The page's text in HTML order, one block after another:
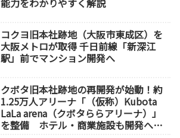
能力をわかりやすく解説
コクヨ旧本社跡地（大阪市東成区）を
大阪メトロが取得 千日前線「新深江
駅」前でマンション開発へ
クボタ旧本社跡地の再開発が始動！約
1.25万人アリーナ「（仮称）Kubota
LaLa arena（クボタららアリーナ）」
を整備 ホテル・商業施設も開発へ